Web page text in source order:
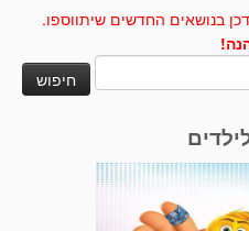
בנושאים החדשים שיתווספו.